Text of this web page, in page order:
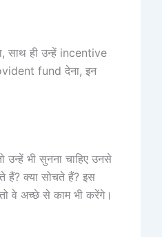
साथ ही उन्हें incentive
fund देना, इन
भी सुनना चाहिए उनसे
हैं? क्या सोचते हैं? इस
वे अच्छे से काम भी करेंगे।